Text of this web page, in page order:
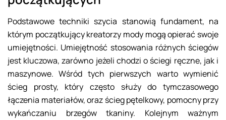
Podstawowe techniki szycia stanowią fundament, na
którym początkujący kreatorzy mody mogą opierać swoje
umiejętności. Umiejętność stosowania różnych ściegów
jest kluczowa, zarówno jeżeli chodzi o ściegi ręczne, jak i
maszynowe. Wśród tych pierwszych warto wymienić
ścieg prosty, który często służy do tymczasowego
łączenia materiałów, oraz ścieg pętelkowy, pomocny przy
wykańczaniu brzegów tkaniny. Kolejnym ważnym